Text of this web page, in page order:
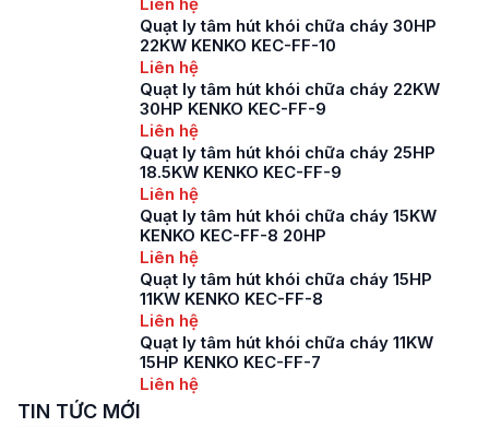
Quạt ly tâm hút khói chữa cháy 30HP
22KW KENKO KEC-FF-10
Liên hệ
Quạt ly tâm hút khói chữa cháy 22KW
30HP KENKO KEC-FF-9
Liên hệ
Quạt ly tâm hút khói chữa cháy 25HP
18.5KW KENKO KEC-FF-9
Liên hệ
Quạt ly tâm hút khói chữa cháy 15KW
KENKO KEC-FF-8 20HP
Liên hệ
Quạt ly tâm hút khói chữa cháy 15HP
11KW KENKO KEC-FF-8
Liên hệ
Quạt ly tâm hút khói chữa cháy 11KW
15HP KENKO KEC-FF-7
Liên hệ
TIN TỨC MỚI